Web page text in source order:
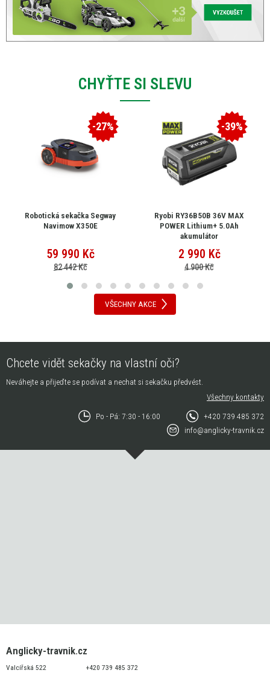
CHYŤTE SI SLEVU
-27%
Robotická sekačka Segway
Navimow X350E
59 990 Kč
82 442 Kč
-39%
Ryobi RY36B50B 36V MAX
POWER Lithium+ 5.0Ah
akumulátor
2 990 Kč
4 900 Kč
VŠECHNY AKCE
Chcete vidět sekačky na vlastní oči?
Neváhejte a přijeďte se podívat a nechat si sekačku předvést.
Všechny kontakty
Po - Pá: 7:30 - 16:00
+420 739 485 372
info@anglicky-travnik.cz
Anglicky-travnik.cz
Valcířská 522
+420 739 485 372